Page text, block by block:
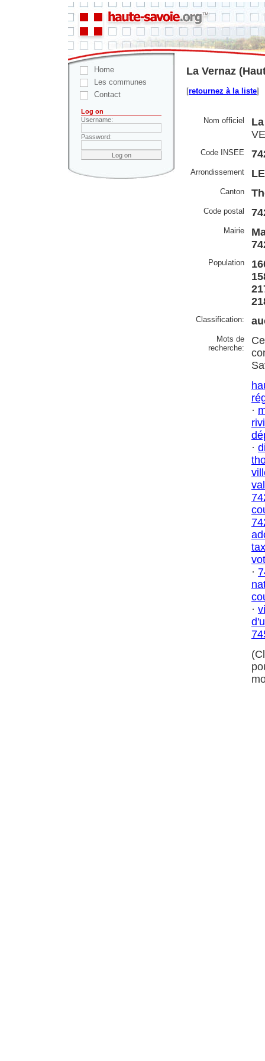
Home
Les communes
Contact
Log on
Username:
Password:
La Vernaz
[retournez à la liste]
Nom officiel
Code INSEE
Arrondissement
Canton
Code postal
Mairie
Population
Classification:
Mots de
recherche:
·
·
·
·